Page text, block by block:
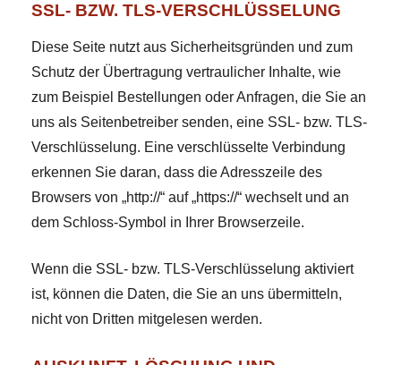
SSL- BZW. TLS-VERSCHLÜSSELUNG
Diese Seite nutzt aus Sicherheitsgründen und zum
Schutz der Übertragung vertraulicher Inhalte, wie
zum Beispiel Bestellungen oder Anfragen, die Sie an
uns als Seitenbetreiber senden, eine SSL- bzw. TLS-
Verschlüsselung. Eine verschlüsselte Verbindung
erkennen Sie daran, dass die Adresszeile des
Browsers von „http://“ auf „https://“ wechselt und an
dem Schloss-Symbol in Ihrer Browserzeile.
Wenn die SSL- bzw. TLS-Verschlüsselung aktiviert
ist, können die Daten, die Sie an uns übermitteln,
nicht von Dritten mitgelesen werden.